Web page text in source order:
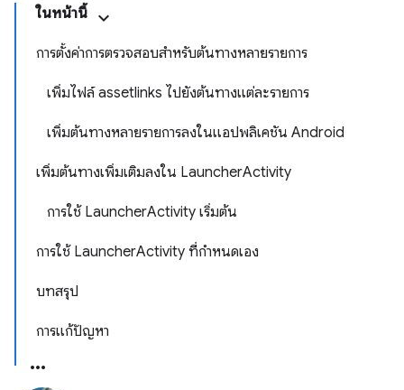
ในหน้านี้
การตั้งค่าการตรวจสอบสําหรับต้นทางหลายรายการ
เพิ่มไฟล์ assetlinks ไปยังต้นทางแต่ละรายการ
เพิ่มต้นทางหลายรายการลงในแอปพลิเคชัน Android
เพิ่มต้นทางเพิ่มเติมลงใน LauncherActivity
การใช้ LauncherActivity เริ่มต้น
การใช้ LauncherActivity ที่กําหนดเอง
บทสรุป
การแก้ปัญหา